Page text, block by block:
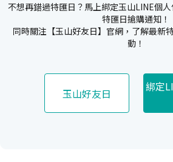
不想再錯過特匯日？馬上綁定玉山LINE個
特匯日搶購通知！
同時關注【玉山好友日】官網，了解最新
動！
玉山好友日
綁定